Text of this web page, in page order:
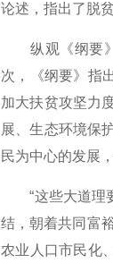
论述，指出了脱
纵观《纲要》
次，《纲要》指
加大扶贫攻坚力
展、生态环境保
民为中心的发展
“这些大道理要
结，朝着共同富
农业人口市民化